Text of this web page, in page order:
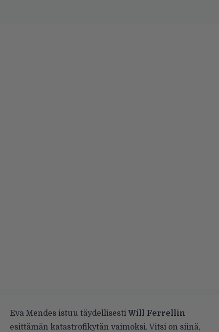
Eva Mendes istuu täydellisesti Will Ferrellin
esittämän katastrofikytän vaimoksi. Vitsi on siinä,